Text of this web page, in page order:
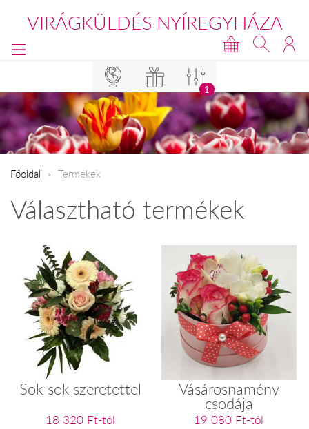
VIRÁGKÜLDÉS NYÍREGYHÁZA
1
Főoldal Termékek
Választható termékek
Sok-sok szeretettel
18 320 Ft-tól
Vásárosnamény
csodája
19 080 Ft-tól